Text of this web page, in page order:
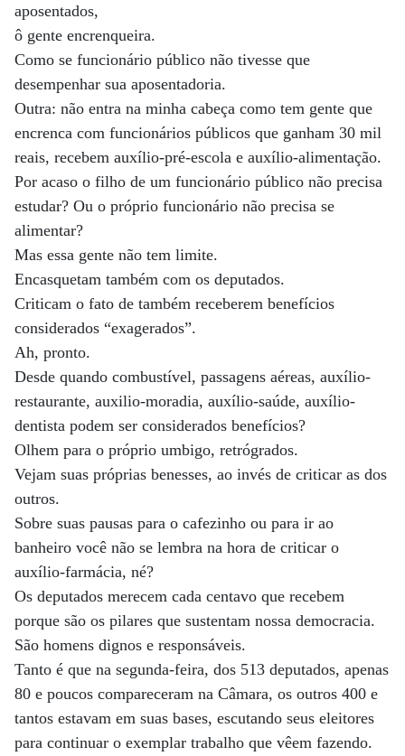
aposentados,
ô gente encrenqueira.
Como se funcionário público não tivesse que
desempenhar sua aposentadoria.
Outra: não entra na minha cabeça como tem gente que
encrenca com funcionários públicos que ganham 30 mil
reais, recebem auxílio-pré-escola e auxílio-alimentação.
Por acaso o filho de um funcionário público não precisa
estudar? Ou o próprio funcionário não precisa se
alimentar?
Mas essa gente não tem limite.
Encasquetam também com os deputados.
Criticam o fato de também receberem benefícios
considerados “exagerados”.
Ah, pronto.
Desde quando combustível, passagens aéreas, auxílio-
restaurante, auxilio-moradia, auxílio-saúde, auxílio-
dentista podem ser considerados benefícios?
Olhem para o próprio umbigo, retrógrados.
Vejam suas próprias benesses, ao invés de criticar as dos
outros.
Sobre suas pausas para o cafezinho ou para ir ao
banheiro você não se lembra na hora de criticar o
auxílio-farmácia, né?
Os deputados merecem cada centavo que recebem
porque são os pilares que sustentam nossa democracia.
São homens dignos e responsáveis.
Tanto é que na segunda-feira, dos 513 deputados, apenas
80 e poucos compareceram na Câmara, os outros 400 e
tantos estavam em suas bases, escutando seus eleitores
para continuar o exemplar trabalho que vêem fazendo.